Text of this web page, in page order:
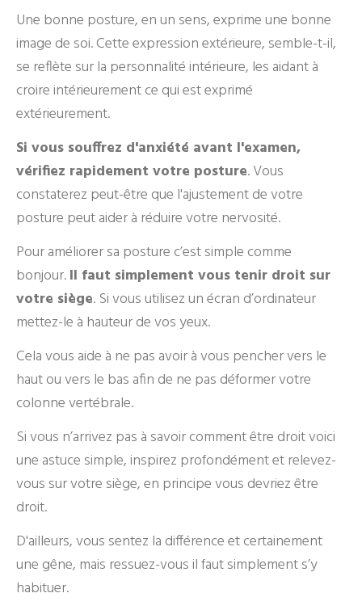
Une bonne posture, en un sens, exprime une bonne
image de soi. Cette expression extérieure, semble-t-il,
se reflète sur la personnalité intérieure, les aidant à
croire intérieurement ce qui est exprimé
extérieurement.
Si vous souffrez d'anxiété avant l'examen,
vérifiez rapidement votre posture. Vous
constaterez peut-être que l'ajustement de votre
posture peut aider à réduire votre nervosité.
Pour améliorer sa posture c’est simple comme
bonjour.Il faut simplement vous tenir droit sur
votre siège. Si vous utilisez un écran d’ordinateur
mettez-le à hauteur de vos yeux.
Cela vous aide à ne pas avoir à vous pencher vers le
haut ou vers le bas afin de ne pas déformer votre
colonne vertébrale.
Si vous n’arrivez pas à savoir comment être droit voici
une astuce simple, inspirez profondément et relevez-
vous sur votre siège, en principe vous devriez être
droit.
D'ailleurs, vous sentez la différence et certainement
une gêne, mais ressuez-vous il faut simplement s’y
habituer.